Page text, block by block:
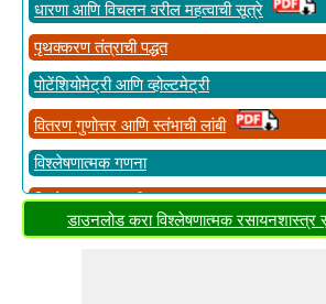
धारणा आणि विचलन वरील महत्वाची सूत्रे
पृथक्करण तंत्राची पद्धत
पोटेंशियोमेट्री आणि व्होल्टमेट्री
वितरण गुणोत्तर आणि स्तंभाची लांबी
विश्लेषणात्मक गणना
विश्लेषणात्मक पद्धती
सापेक्ष आणि समायोजित धारणा आणि टप्पा
डाउनलोड करा विश्लेषणात्मक रसायनशास्त्र